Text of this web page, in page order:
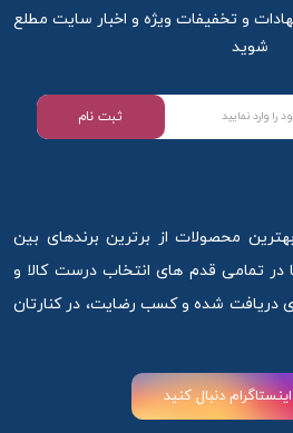
و تخفیفات ویژه و اخبار سایت مطلع
شوید
ثبت نام
بهترین محصولات از برترین برندهای بین
ما در تمامی قدم های انتخاب درست کالا و
دریافت شده و کسب رضایت، در کنارتان
اینستاگرام دنبال کنید